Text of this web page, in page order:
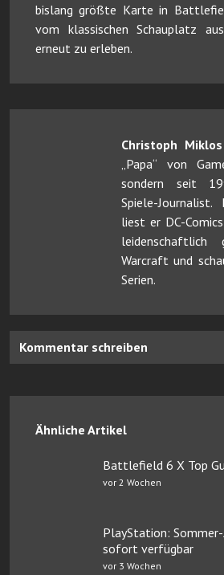
bislang größte Karte in
vom klassischen Schauplatz
erneut zu erleben.
Christoph Miklos
„Papa“ von
sondern seit
Spiele-
liest er DC-
Warcraft und
Serien.
Kommentar schreiben
Ähnliche Artikel
Battlefield 6 X Top
vor 2 Wochen
PlayStation:
sofort verfügbar
vor 3 Wochen